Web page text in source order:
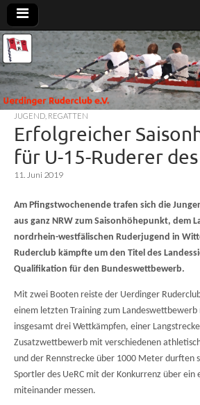
Uerdinger
Ruderclub
e.V.
Rudern in
Krefeld-
Uerdingen
JUGEND REGATTEN
Erfolgreicher
für U-15-Ruderer des
11. Juni 2019
Am Pfingstwochenende trafen sich die
aus ganz NRW zum Saisonhöhepunkt, dem
nordrhein-westfälischen Ruderjugend in
Ruderclub kämpfte um den Titel des
Qualifikation für den Bundeswettbewerb.
Mit zwei Booten reiste der Uerdinger
einem letzten Training zum
insgesamt drei Wettkämpfen, einer
Zusatzwettbewerb mit verschiedenen
und der Rennstrecke über 1000 Meter durften
Sportler des UeRC mit der Konkurrenz über ein
miteinander messen.